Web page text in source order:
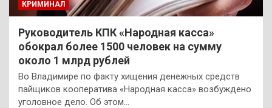
КРИМИНАЛ
Руководитель КПК «Народная касса»
обокрал более 1500 человек на сумму
около 1 млрд рублей
Во Владимире по факту хищения денежных средств
пайщиков кооператива «Народная касса» возбуждено
уголовное дело. Об этом…